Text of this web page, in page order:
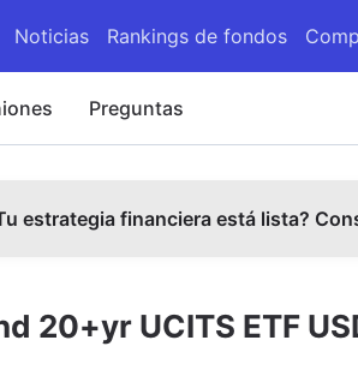
Noticias Rankings de fondos
Preguntas
estrategia financiera está lista?
20+yr UCITS ETF